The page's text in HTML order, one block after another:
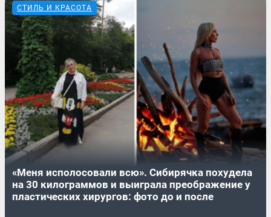
СТИЛЬ И КРАСОТА
«Меня исполосовали всю». Сибирячка похудела
на 30 килограммов и выиграла преображение у
пластических хирургов: фото до и после